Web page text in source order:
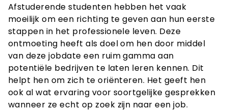
Afstuderende studenten hebben het vaak
moeilijk om een richting te geven aan hun eerste
stappen in het professionele leven. Deze
ontmoeting heeft als doel om hen door middel
van deze jobdate een ruim gamma aan
potentiële bedrijven te laten leren kennen. Dit
helpt hen om zich te oriënteren. Het geeft hen
ook al wat ervaring voor soortgelijke gesprekken
wanneer ze echt op zoek zijn naar een job.